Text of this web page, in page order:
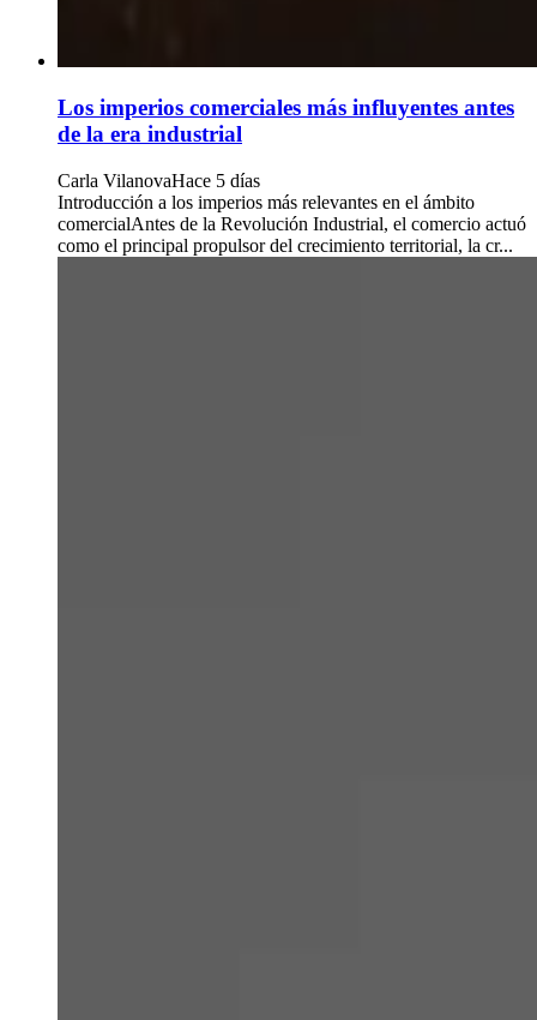
Los imperios comerciales más influyentes antes
de la era industrial
Carla VilanovaHace 5 días
Introducción a los imperios más relevantes en el ámbito
comercialAntes de la Revolución Industrial, el comercio actuó
como el principal propulsor del crecimiento territorial, la cr...